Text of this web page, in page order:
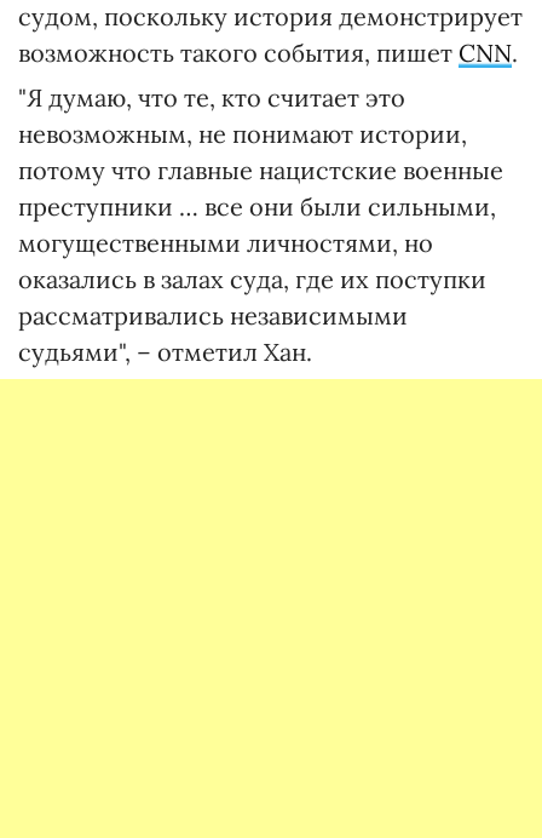
судом, поскольку история демонстрирует
возможность такого события, пишет CNN.
"Я думаю, что те, кто считает это
невозможным, не понимают истории,
потому что главные нацистские военные
преступники … все они были сильными,
могущественными личностями, но
оказались в залах суда, где их поступки
рассматривались независимыми
судьями", – отметил Хан.